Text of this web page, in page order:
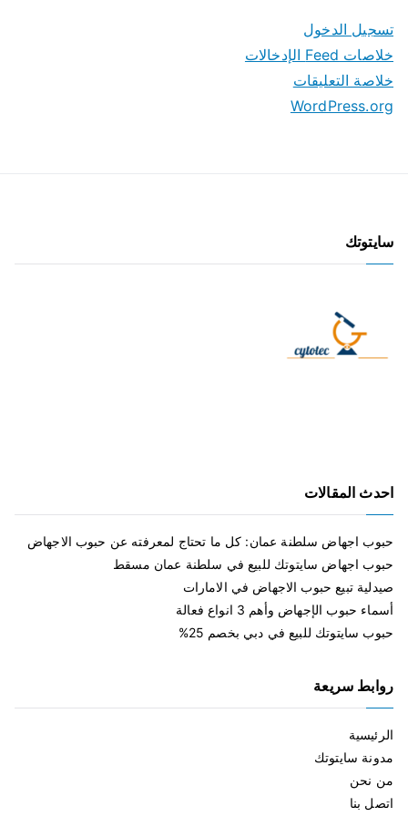
تسجيل الدخول
خلاصات Feed الإدخالات
خلاصة التعليقات
WordPress.org
سايتوتك
احدث المقالات
حبوب اجهاض سلطنة عمان: كل ما تحتاج لمعرفته عن حبوب الاجهاض
حبوب اجهاض سايتوتك للبيع في سلطنة عمان مسقط
صيدلية تبيع حبوب الاجهاض في الامارات
أسماء حبوب الإجهاض وأهم 3 انواع فعالة
حبوب سايتوتك للبيع في دبي بخصم 25%
روابط سريعة
الرئيسية
مدونة سايتوتك
من نحن
اتصل بنا